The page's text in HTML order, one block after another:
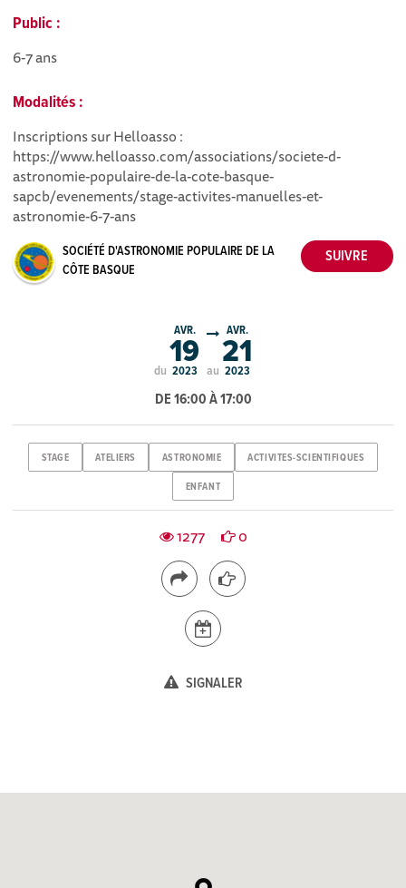
Public :
6-7 ans
Modalités :
Inscriptions sur Helloasso :
https://www.helloasso.com/associations/societe-d-
astronomie-populaire-de-la-cote-basque-
sapcb/evenements/stage-activites-manuelles-et-
astronomie-6-7-ans
SOCIÉTÉ D'ASTRONOMIE POPULAIRE DE LA
CÔTE BASQUE
du
AVR.
19
2023 au
AVR.
21
2023
DE 16:00 À 17:00
STAGE ATELIERS ASTRONOMIE ACTIVITES-SCIENTIFIQUES
ENFANT
1277 0
SIGNALER